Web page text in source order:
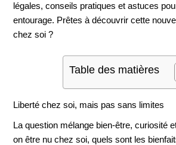
légales, conseils pratiques et astuces
entourage. Prêtes à découvrir cette
chez soi ?
Table des matières
Liberté chez soi, mais pas sans limites
La question mélange bien-être, curiosité
on être nu chez soi, quels sont les